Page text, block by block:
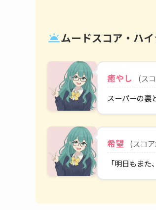
wb_twilightムードスコア・ハ
癒やし
(ス
スーパーの裏
希望
(スコア
「明日もま